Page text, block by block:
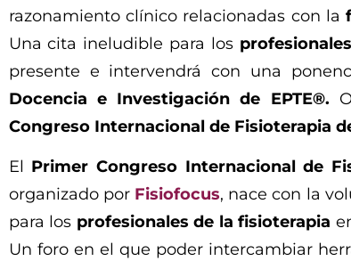
razonamiento clínico relacionadas con la
Una cita ineludible para los
presente e intervendrá con una
Docencia e Investigación de EPTE®.
Congreso Internacional de Fisioterapia
El Primer Congreso Internacional de
organizado por Fisiofocus, nace con la
para los profesionales de la fisioterapia
Un foro en el que poder intercambiar